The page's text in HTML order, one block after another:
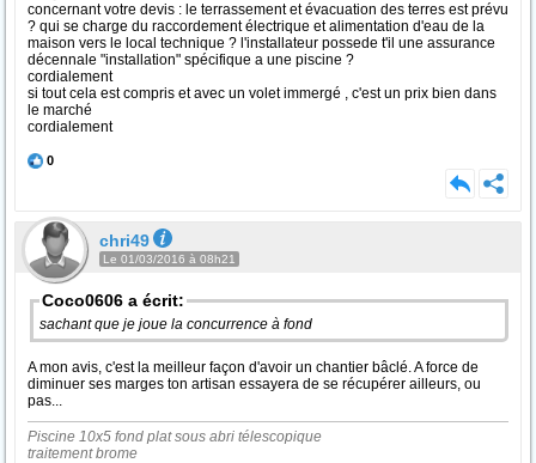
concernant votre devis : le terrassement et évacuation des terres est prévu
? qui se charge du raccordement électrique et alimentation d'eau de la
maison vers le local technique ? l'installateur possede t'il une assurance
décennale "installation" spécifique a une piscine ?
cordialement
si tout cela est compris et avec un volet immergé , c'est un prix bien dans
le marché
cordialement
0
chri49
Le 01/03/2016 à 08h21
Coco0606 a écrit:
sachant que je joue la concurrence à fond
A mon avis, c'est la meilleur façon d'avoir un chantier bâclé. A force de
diminuer ses marges ton artisan essayera de se récupérer ailleurs, ou
pas...
Piscine 10x5 fond plat sous abri télescopique
traitement brome